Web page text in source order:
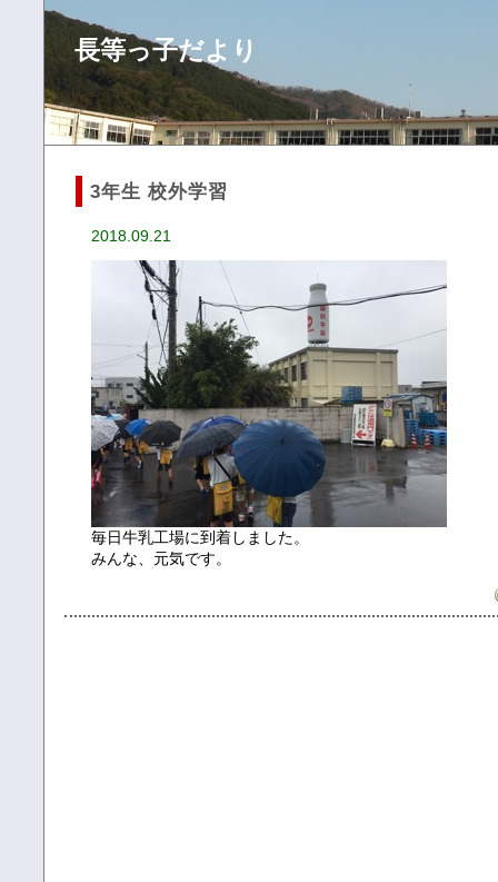
長等っ子だより
3年生 校外学習
2018.09.21
毎日牛乳工場に到着しました。
みんな、元気です。